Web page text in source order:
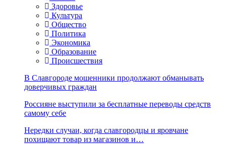
Здоровье
Культура
Общество
Политика
Экономика
Образование
Происшествия
В Славгороде мошенники продолжают обманывать
доверчивых граждан
Россияне выступили за бесплатные переводы средств
самому себе
Нередки случаи, когда славгородцы и яровчане
похищают товар из магазинов и…